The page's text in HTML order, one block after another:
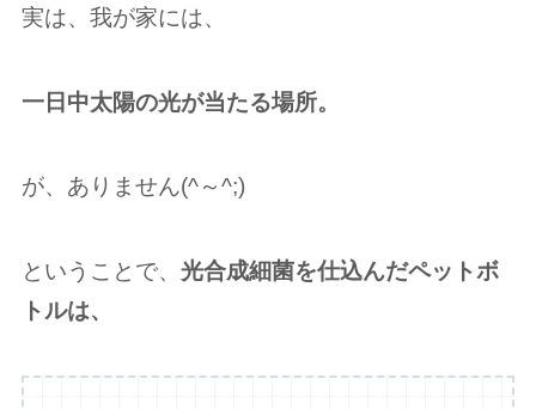
実は、我が家には、
一日中太陽の光が当たる場所。
が、ありません(^～^;)
ということで、 光合成細菌を仕込んだペットボ
トルは、